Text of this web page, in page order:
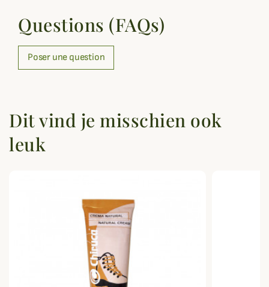
Questions (FAQs)
Poser une question
Dit vind je misschien ook
leuk